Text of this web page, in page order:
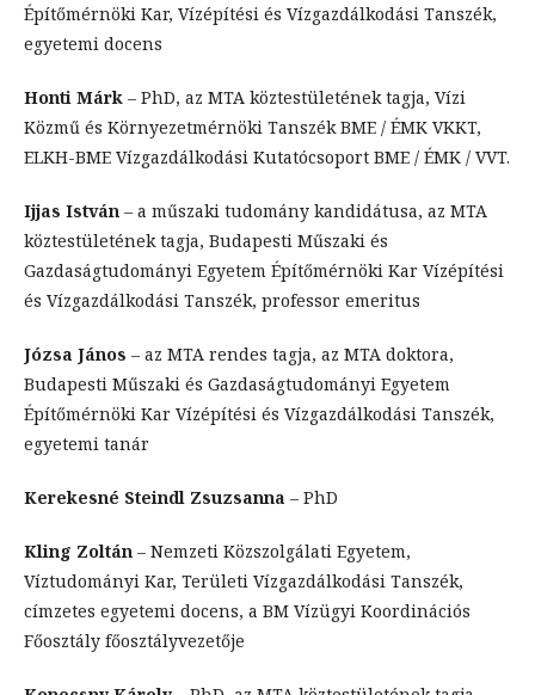
Építőmérnöki Kar, Vízépítési és Vízgazdálkodási Tanszék,
egyetemi docens
Honti Márk – PhD, az MTA köztestületének tagja, Vízi
Közmű és Környezetmérnöki Tanszék BME / ÉMK VKKT,
ELKH-BME Vízgazdálkodási Kutatócsoport BME / ÉMK / VVT.
Ijjas István – a műszaki tudomány kandidátusa, az MTA
köztestületének tagja, Budapesti Műszaki és
Gazdaságtudományi Egyetem Építőmérnöki Kar Vízépítési
és Vízgazdálkodási Tanszék, professor emeritus
Józsa János – az MTA rendes tagja, az MTA doktora,
Budapesti Műszaki és Gazdaságtudományi Egyetem
Építőmérnöki Kar Vízépítési és Vízgazdálkodási Tanszék,
egyetemi tanár
Kerekesné Steindl Zsuzsanna – PhD
Kling Zoltán – Nemzeti Közszolgálati Egyetem,
Víztudományi Kar, Területi Vízgazdálkodási Tanszék,
címzetes egyetemi docens, a BM Vízügyi Koordinációs
Főosztály főosztályvezetője